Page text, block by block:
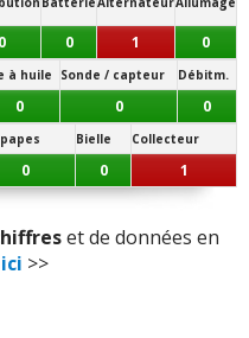
1n'aime pas
:1n'aime pas
0 0 1 0
à huile Sonde / capteur Débitm.
0 0 0
Bielle Collecteur
0 0 1
et de données en
>>